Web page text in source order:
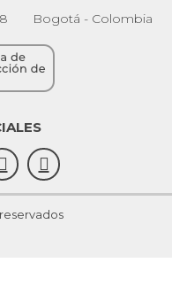
Bogotá - Colombia